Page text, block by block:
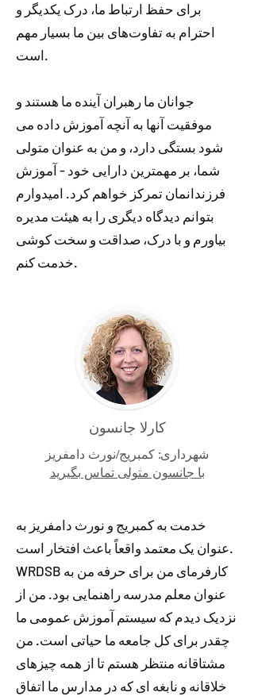
برای حفظ ارتباط ما، درک یکدیگر و
احترام به تفاوت‌های بین ما بسیار مهم
است.
جوانان ما رهبران آینده ما هستند و
موفقیت آنها به آنچه آموزش داده می
شود بستگی دارد، و من به عنوان متولی
شما، بر مهمترین دارایی خود - آموزش
فرزندانمان تمرکز خواهم کرد. امیدوارم
بتوانم دیدگاه دیگری را به هیئت مدیره
بیاورم و با درک، صداقت و سخت کوشی
خدمت کنم.
کارلا جانسون
شهرداری: کمبریج/نورث دامفریز
با جانسون متولی تماس بگیرید
خدمت به کمبریج و نورث دامفریز به
عنوان یک معتمد واقعاً باعث افتخار است.
WRDSB کارفرمای من برای حرفه من به
عنوان معلم مدرسه راهنمایی بود. من از
نزدیک دیدم که سیستم آموزش عمومی ما
چقدر برای کل جامعه ما حیاتی است. من
مشتاقانه منتظر هستم تا از همه چیزهای
خلاقانه و نابغه ای که در مدارس ما اتفاق